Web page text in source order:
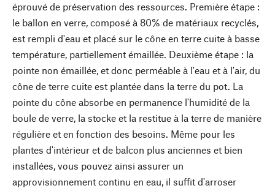
éprouvé de préservation des ressources. Première étape :
le ballon en verre, composé à 80% de matériaux recyclés,
est rempli d'eau et placé sur le cône en terre cuite à basse
température, partiellement émaillée. Deuxième étape : la
pointe non émaillée, et donc perméable à l'eau et à l'air, du
cône de terre cuite est plantée dans la terre du pot. La
pointe du cône absorbe en permanence l'humidité de la
boule de verre, la stocke et la restitue à la terre de manière
régulière et en fonction des besoins. Même pour les
plantes d'intérieur et de balcon plus anciennes et bien
installées, vous pouvez ainsi assurer un
approvisionnement continu en eau, il suffit d'arroser